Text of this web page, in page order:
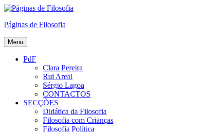
Skip
content
Páginas de Filosofia
Menu
PdF
Clara Pereira
Rui Areal
Sérgio Lagoa
CONTACTOS
SECÇÕES
Didática da Filosofia
Filosofia com Crianças
Filosofia Política